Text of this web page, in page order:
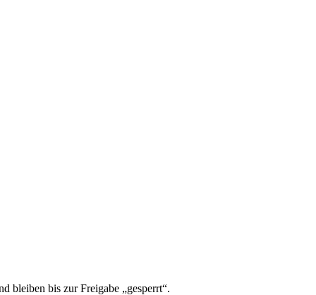
bleiben bis zur Freigabe „gesperrt“.